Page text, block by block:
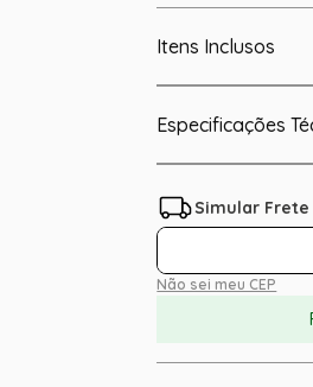
Itens Inclusos
Especificações
Não sei meu CEP